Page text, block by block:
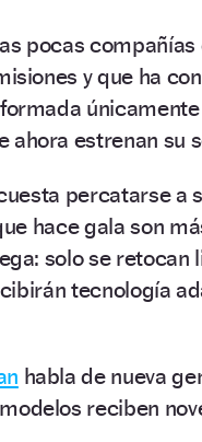
pocas
y que ha
ahora estrenan su
percatarse a
hace gala son
solo se
tecnología
habla de nueva
reciben